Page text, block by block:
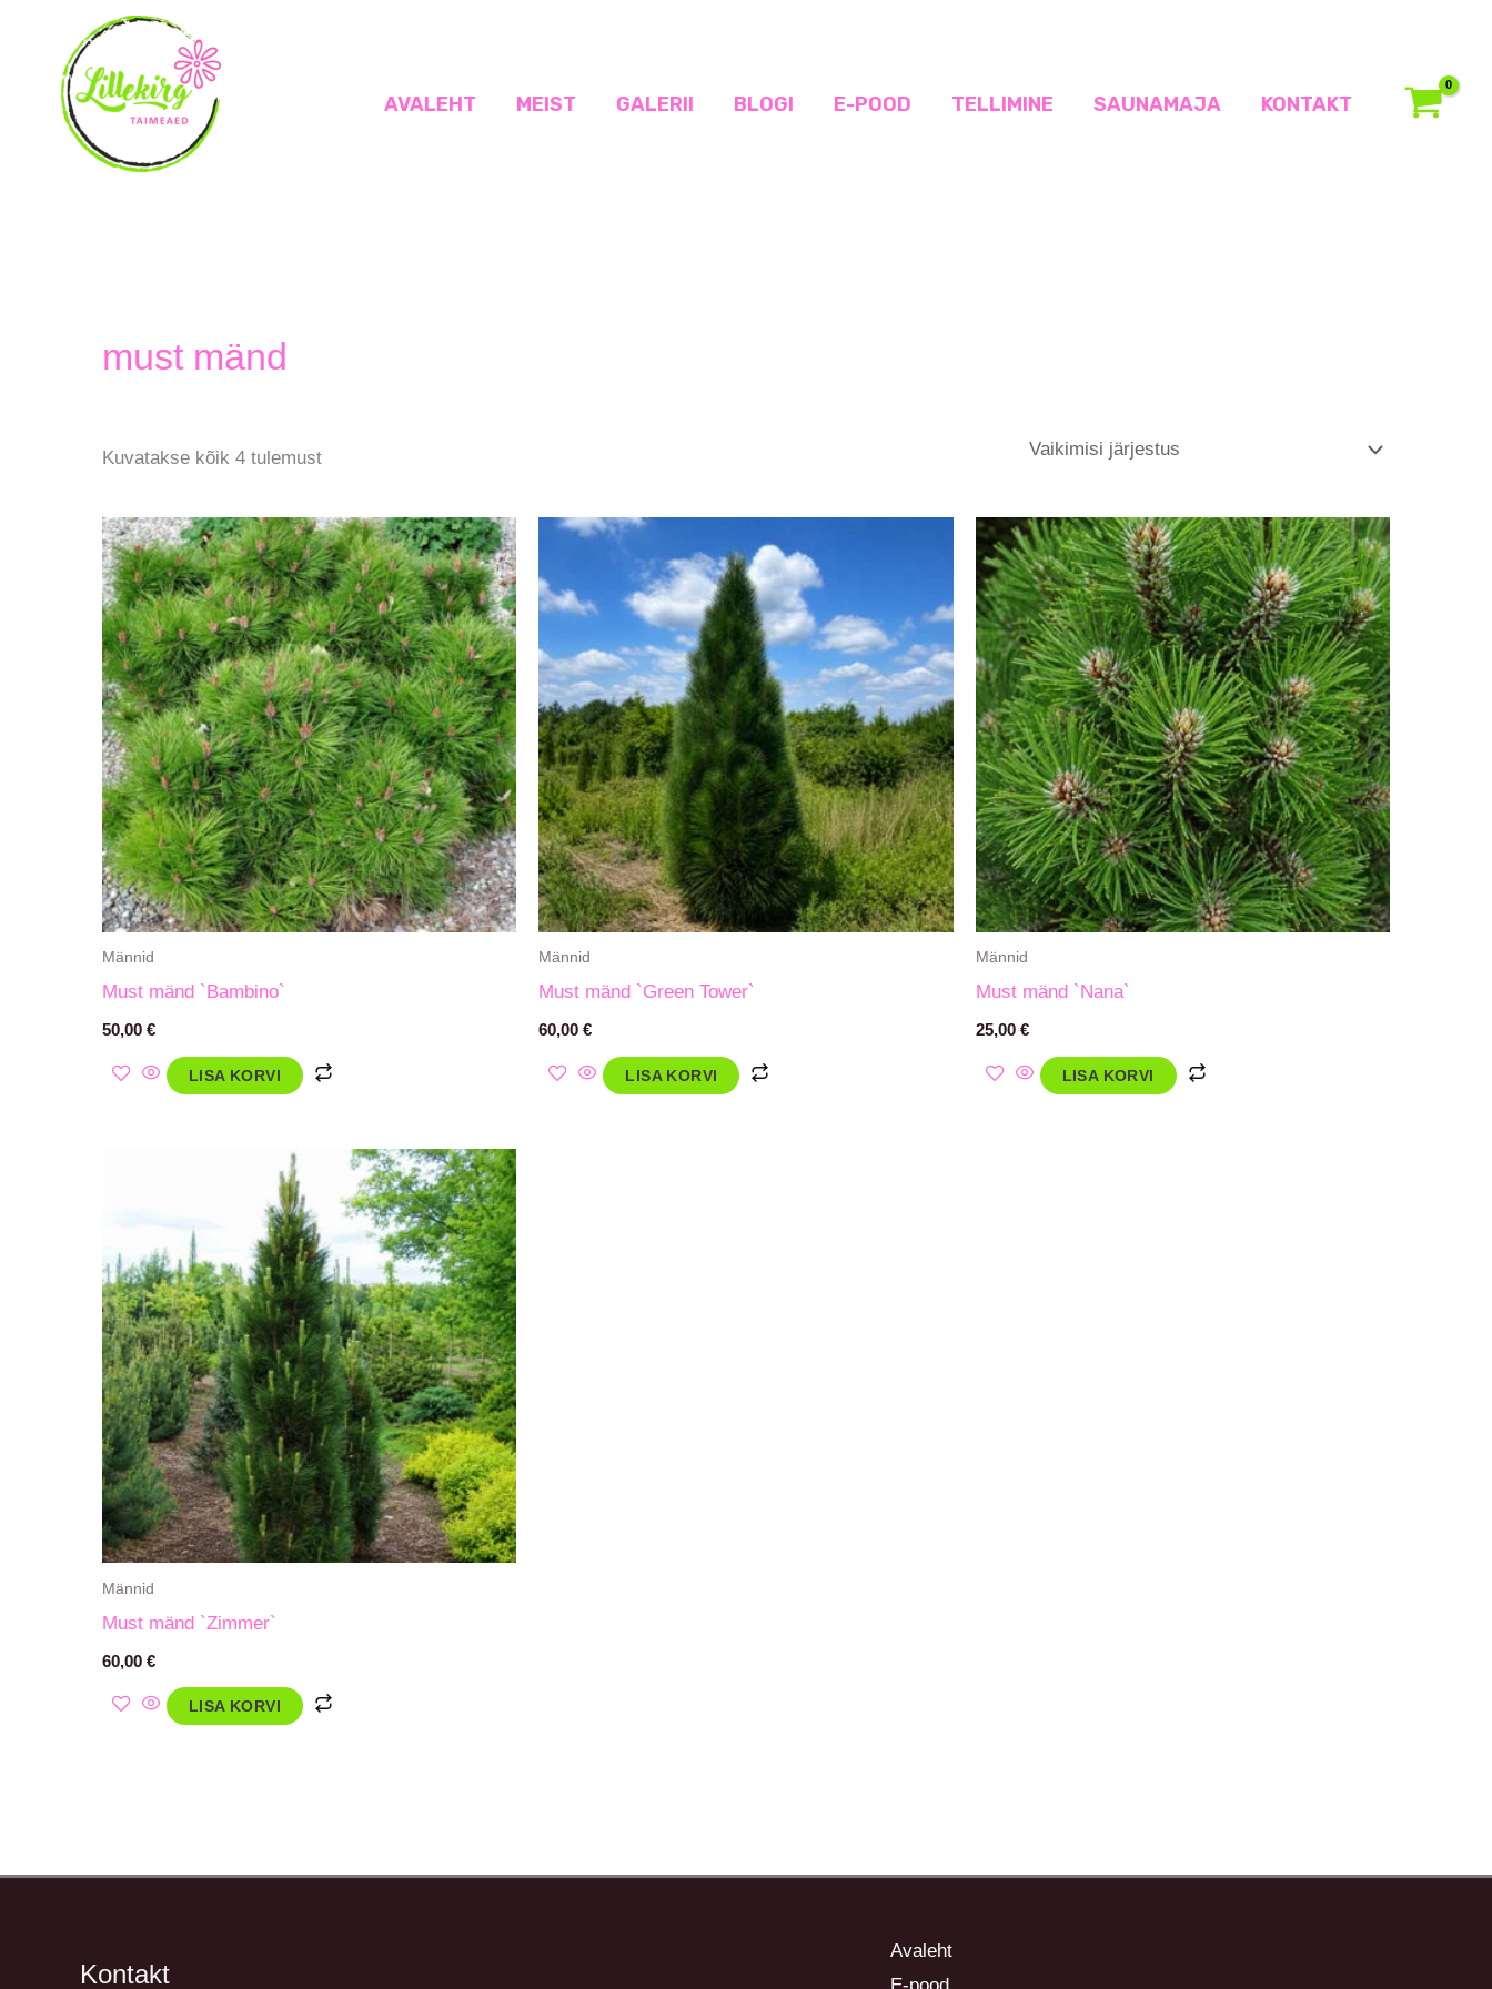
AVALEHT MEIST GALERII BLOGI E-POOD TELLIMINE SAUNAMAJA KONTAKT
must mänd
Kuvatakse kõik 4 tulemust
Männid
Must mänd `Bambino`
50,00 €
LISA KORVI
Männid
Must mänd `Green Tower`
60,00€
LISA KORVI
Männid
Must mänd `Nana`
25,00 €
LISA KORVI
Männid
Must mänd `Zimmer`
60,00 €
LISA KORVI
Kontakt
Avaleht